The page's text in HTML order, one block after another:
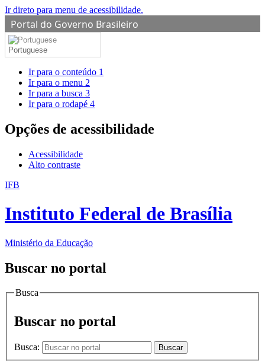
Ir direto para menu de acessibilidade.
Portal do Governo Brasileiro
Portuguese
Ir para o conteúdo 1
Ir para o menu 2
Ir para a busca 3
Ir para o rodapé 4
Opções de acessibilidade
Acessibilidade
Alto contraste
IFB
Instituto Federal de Brasília
Ministério da Educação
Buscar no portal
Busca
Buscar no portal
Busca: Buscar